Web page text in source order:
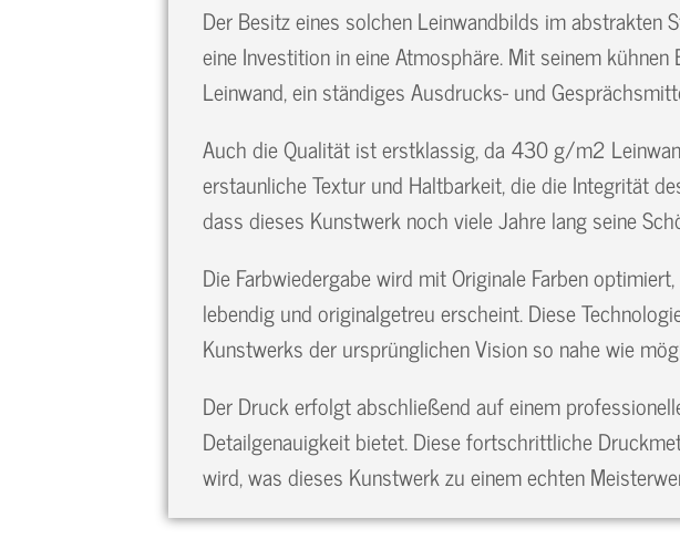
Der Besitz eines solchen Leinwandbilds im
eine Investition in eine Atmosphäre. Mit seinem
Leinwand, ein ständiges Ausdrucks- und
Auch die Qualität ist erstklassig, da 430 g/m2
erstaunliche Textur und Haltbarkeit, die die Integrität
dass dieses Kunstwerk noch viele Jahre lang seine
Die Farbwiedergabe wird mit Originale Farben
lebendig und originalgetreu erscheint. Diese
Kunstwerks der ursprünglichen Vision so nahe wie
Der Druck erfolgt abschließend auf einem
Detailgenauigkeit bietet. Diese fortschrittliche
wird, was dieses Kunstwerk zu einem echten